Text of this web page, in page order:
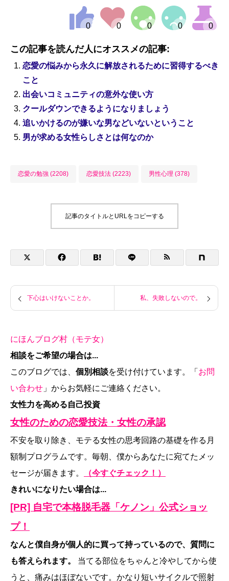
この記事を読んだ人にオススメの記事:
恋愛の悩みから永久に解放されるために習得するべき
こと
出会いコミュニティの意外な使い方
クールダウンできるようになりましょう
追いかけるのが嫌いな男などいないということ
男が求める女性らしさとは何なのか
恋愛の勉強 (2208) 恋愛技法 (2223) 男性心理 (378)
記事のタイトルとURLをコピーする
下心はいけないことか。 私、失敗しないので。
にほんブログ村（モテ女）
相談をご希望の場合は...
このブログでは、 個別相談を受け付けています。「 お問
い合わせ 」からお気軽にご連絡ください。
女性力を高める自己投資
女性のための恋愛技法・女性の承認
不安を取り除き、モテる女性の思考回路の基礎を作る月
額制プログラムです。毎朝、僕からあなたに宛てたメッ
セージが届きます。
（今すぐチェック！）
きれいになりたい場合は...
[PR] 自宅で本格脱毛器「ケノン」公式ショッ
プ！
なんと僕自身が個人的に買って持っているので、質問に
も答えられます。
当てる部位をちゃんと冷やしてから使
うと、痛みはほぼないです。かなり短いサイクルで照射